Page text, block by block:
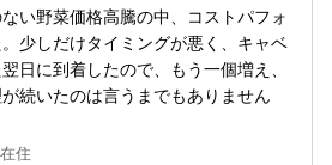
い野菜価格高騰の中、コストパフォ
少しだけタイミングが悪く、キャベ
日に到着したので、もう一個増え、
続いたのは言うまでもありません
住